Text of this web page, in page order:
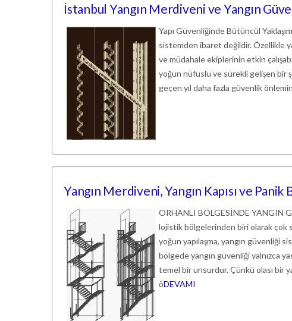
İstanbul Yangın Merdiveni ve Yangın
Yapı Güvenliğinde Bütüncül
sistemden ibaret değildir. Özellikle
ve müdahale ekiplerinin etkin
yoğun nüfuslu ve sürekli gelişen bir
geçen yıl daha fazla güvenlik
Yangın Merdiveni, Yangın Kapısı ve Panik
ORHANLI BÖLGESİNDE YANGIN
lojistik bölgelerinden biri olarak çok
yoğun yapılaşma, yangın güvenliği
bölgede yangın güvenliği yalnızca
temel bir unsurdur. Çünkü olası bir
öDEVAMI